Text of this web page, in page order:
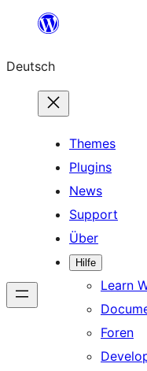
springen
Deutsch
Themes
Plugins
News
Support
Über
Hilfe
Learn
Foren